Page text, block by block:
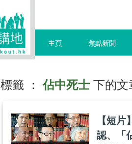
主頁 焦點新聞
標籤 ：佔中死士 下的文
【短
認、「